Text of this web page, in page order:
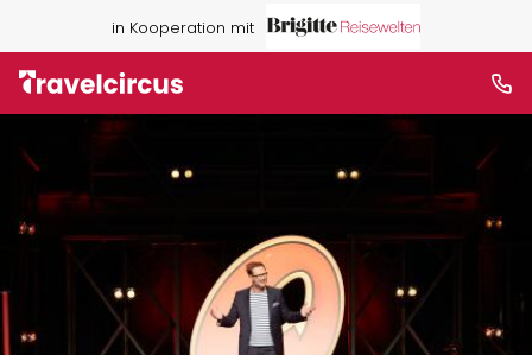
in Kooperation mit